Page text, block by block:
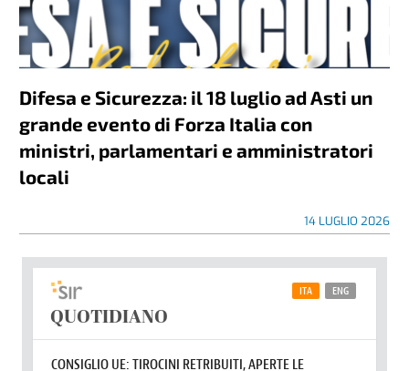
Difesa e Sicurezza: il 18 luglio ad Asti un
grande evento di Forza Italia con
ministri, parlamentari e amministratori
locali
14 LUGLIO 2026